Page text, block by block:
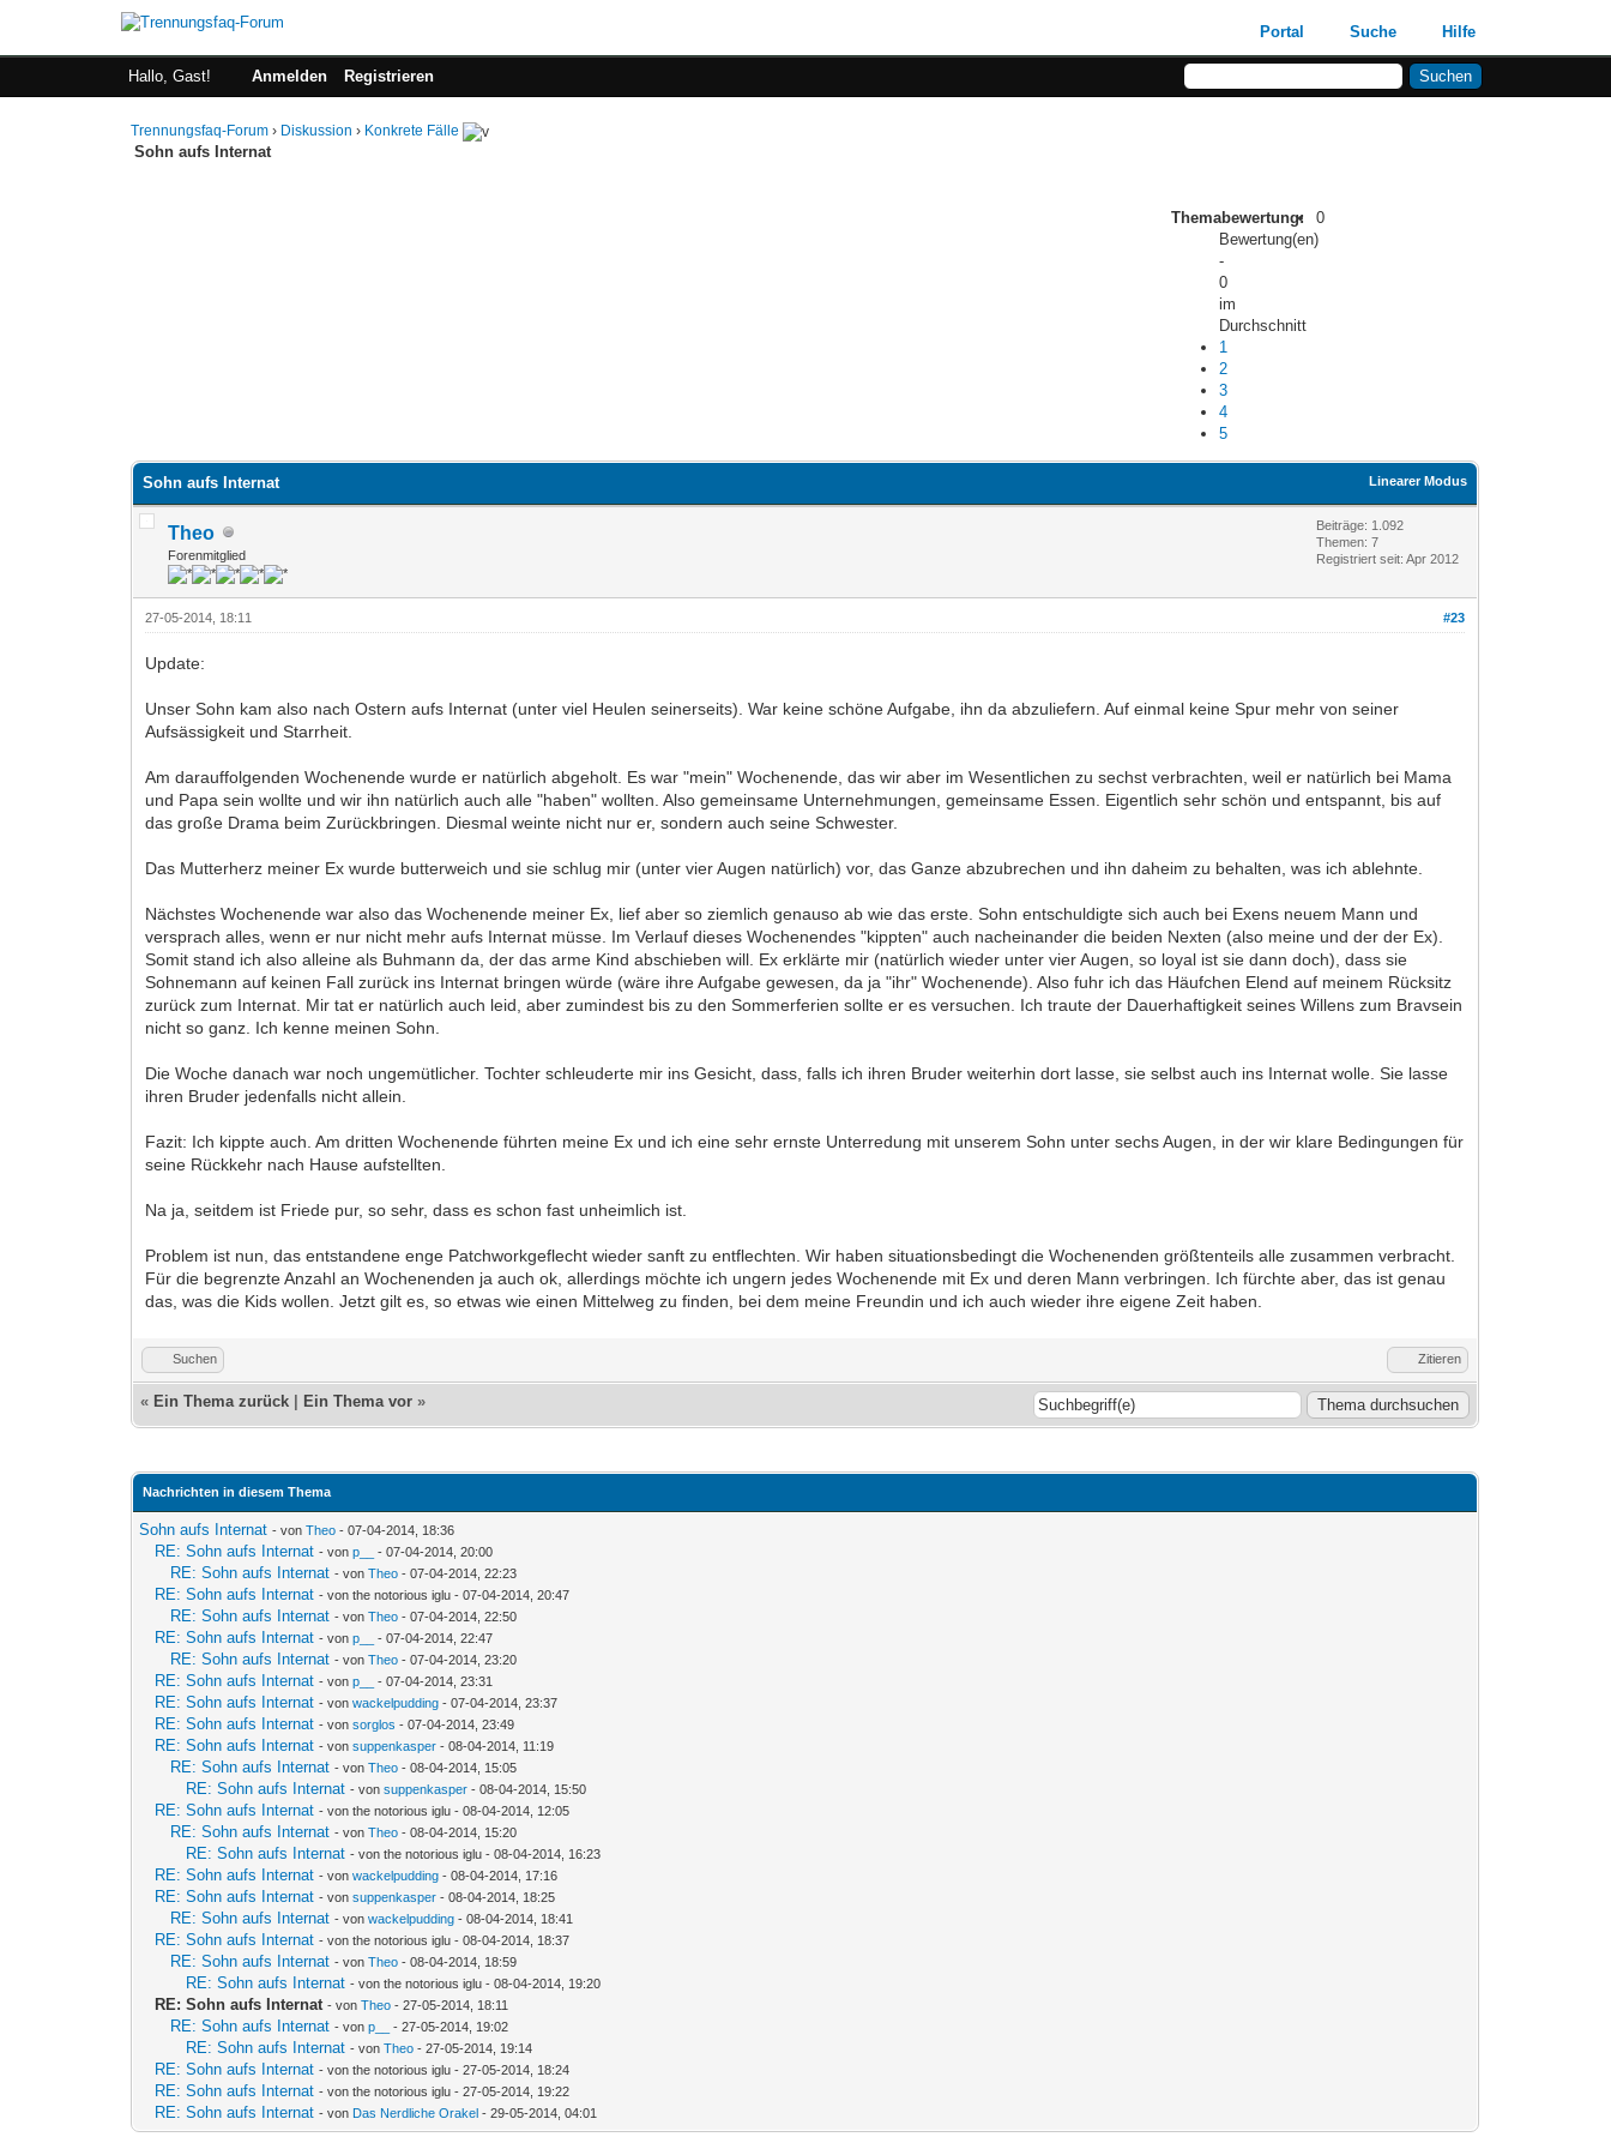
Portal Suche Hilfe
Hallo, Gast! Anmelden Registrieren
Trennungsfaq-Forum › Diskussion › Konkrete Fälle
Sohn aufs Internat
Themabewertung:
0
Bewertung(en)
-
0
im
Durchschnitt
1
2
3
4
5
Linearer Modus
Sohn aufs Internat
Theo
Forenmitglied
Beiträge: 1.092
Themen: 7
Registriert seit: Apr 2012
#23
27-05-2014, 18:11
Update:
Unser Sohn kam also nach Ostern aufs Internat (unter viel Heulen seinerseits). War keine schöne Aufgabe, ihn da abzuliefern. Auf einmal keine Spur mehr von seiner
Aufsässigkeit und Starrheit.
Am darauffolgenden Wochenende wurde er natürlich abgeholt. Es war "mein" Wochenende, das wir aber im Wesentlichen zu sechst verbrachten, weil er natürlich bei Mama
und Papa sein wollte und wir ihn natürlich auch alle "haben" wollten. Also gemeinsame Unternehmungen, gemeinsame Essen. Eigentlich sehr schön und entspannt, bis auf
das große Drama beim Zurückbringen. Diesmal weinte nicht nur er, sondern auch seine Schwester.
Das Mutterherz meiner Ex wurde butterweich und sie schlug mir (unter vier Augen natürlich) vor, das Ganze abzubrechen und ihn daheim zu behalten, was ich ablehnte.
Nächstes Wochenende war also das Wochenende meiner Ex, lief aber so ziemlich genauso ab wie das erste. Sohn entschuldigte sich auch bei Exens neuem Mann und
versprach alles, wenn er nur nicht mehr aufs Internat müsse. Im Verlauf dieses Wochenendes "kippten" auch nacheinander die beiden Nexten (also meine und der der Ex).
Somit stand ich also alleine als Buhmann da, der das arme Kind abschieben will. Ex erklärte mir (natürlich wieder unter vier Augen, so loyal ist sie dann doch), dass sie
Sohnemann auf keinen Fall zurück ins Internat bringen würde (wäre ihre Aufgabe gewesen, da ja "ihr" Wochenende). Also fuhr ich das Häufchen Elend auf meinem Rücksitz
zurück zum Internat. Mir tat er natürlich auch leid, aber zumindest bis zu den Sommerferien sollte er es versuchen. Ich traute der Dauerhaftigkeit seines Willens zum Bravsein
nicht so ganz. Ich kenne meinen Sohn.
Die Woche danach war noch ungemütlicher. Tochter schleuderte mir ins Gesicht, dass, falls ich ihren Bruder weiterhin dort lasse, sie selbst auch ins Internat wolle. Sie lasse
ihren Bruder jedenfalls nicht allein.
Fazit: Ich kippte auch. Am dritten Wochenende führten meine Ex und ich eine sehr ernste Unterredung mit unserem Sohn unter sechs Augen, in der wir klare Bedingungen für
seine Rückkehr nach Hause aufstellten.
Na ja, seitdem ist Friede pur, so sehr, dass es schon fast unheimlich ist.
Problem ist nun, das entstandene enge Patchworkgeflecht wieder sanft zu entflechten. Wir haben situationsbedingt die Wochenenden größtenteils alle zusammen verbracht.
Für die begrenzte Anzahl an Wochenenden ja auch ok, allerdings möchte ich ungern jedes Wochenende mit Ex und deren Mann verbringen. Ich fürchte aber, das ist genau
das, was die Kids wollen. Jetzt gilt es, so etwas wie einen Mittelweg zu finden, bei dem meine Freundin und ich auch wieder ihre eigene Zeit haben.
Suchen Zitieren
« Ein Thema zurück Ein Thema vor »
Nachrichten in diesem Thema
Sohn aufs Internat - vonTheo - 07-04-2014, 18:36
RE: Sohn aufs Internat - vonp__ - 07-04-2014, 20:00
RE: Sohn aufs Internat - vonTheo - 07-04-2014, 22:23
RE: Sohn aufs Internat - von the notorious iglu - 07-04-2014, 20:47
RE: Sohn aufs Internat - vonTheo - 07-04-2014, 22:50
RE: Sohn aufs Internat - vonp__ - 07-04-2014, 22:47
RE: Sohn aufs Internat - vonTheo - 07-04-2014, 23:20
RE: Sohn aufs Internat - vonp__ - 07-04-2014, 23:31
RE: Sohn aufs Internat - vonwackelpudding - 07-04-2014, 23:37
RE: Sohn aufs Internat - vonsorglos - 07-04-2014, 23:49
RE: Sohn aufs Internat - vonsuppenkasper - 08-04-2014, 11:19
RE: Sohn aufs Internat - vonTheo - 08-04-2014, 15:05
RE: Sohn aufs Internat - vonsuppenkasper - 08-04-2014, 15:50
RE: Sohn aufs Internat - von the notorious iglu - 08-04-2014, 12:05
RE: Sohn aufs Internat - vonTheo - 08-04-2014, 15:20
RE: Sohn aufs Internat - von the notorious iglu - 08-04-2014, 16:23
RE: Sohn aufs Internat - vonwackelpudding - 08-04-2014, 17:16
RE: Sohn aufs Internat - vonsuppenkasper - 08-04-2014, 18:25
RE: Sohn aufs Internat - vonwackelpudding - 08-04-2014, 18:41
RE: Sohn aufs Internat - von the notorious iglu - 08-04-2014, 18:37
RE: Sohn aufs Internat - vonTheo - 08-04-2014, 18:59
RE: Sohn aufs Internat - von the notorious iglu - 08-04-2014, 19:20
RE: Sohn aufs Internat - vonTheo - 27-05-2014, 18:11
RE: Sohn aufs Internat - vonp__ - 27-05-2014, 19:02
RE: Sohn aufs Internat - vonTheo - 27-05-2014, 19:14
RE: Sohn aufs Internat - von the notorious iglu - 27-05-2014, 18:24
RE: Sohn aufs Internat - von the notorious iglu - 27-05-2014, 19:22
RE: Sohn aufs Internat - von Das Nerdliche Orakel - 29-05-2014, 04:01